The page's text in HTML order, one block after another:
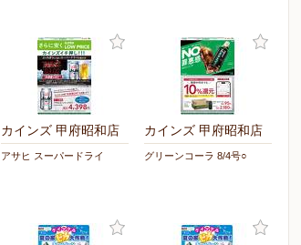
カインズ 甲府昭和店
アサヒ スーパードライ
カインズ 甲府昭和店
グリーンコーラ 8/4号○